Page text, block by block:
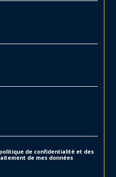
de confidentialité et des
de mes données